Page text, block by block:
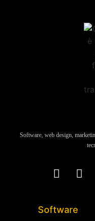
Software, web design,
Software